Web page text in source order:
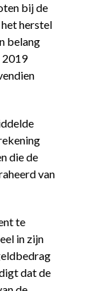
bij de
herstel
belang
2019
die de
van
te
in zijn
dat de